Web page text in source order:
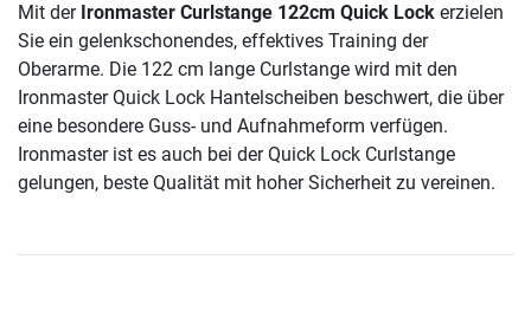
Mit der Ironmaster Curlstange 122cm Quick Lock erzielen
Sie ein gelenkschonendes, effektives Training der
Oberarme. Die 122 cm lange Curlstange wird mit den
Ironmaster Quick Lock Hantelscheiben beschwert, die über
eine besondere Guss- und Aufnahmeform verfügen.
Ironmaster ist es auch bei der Quick Lock Curlstange
gelungen, beste Qualität mit hoher Sicherheit zu vereinen.